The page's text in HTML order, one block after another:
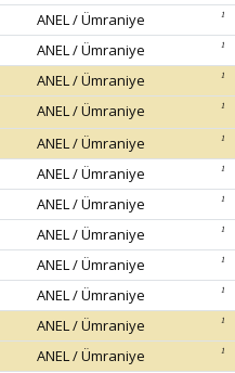
ANEL / Ümraniye 1
ANEL / Ümraniye 1
ANEL / Ümraniye 1
ANEL / Ümraniye 1
ANEL / Ümraniye 1
ANEL / Ümraniye 1
ANEL / Ümraniye 1
ANEL / Ümraniye 1
ANEL / Ümraniye 1
ANEL / Ümraniye 1
ANEL / Ümraniye 1
ANEL / Ümraniye 1